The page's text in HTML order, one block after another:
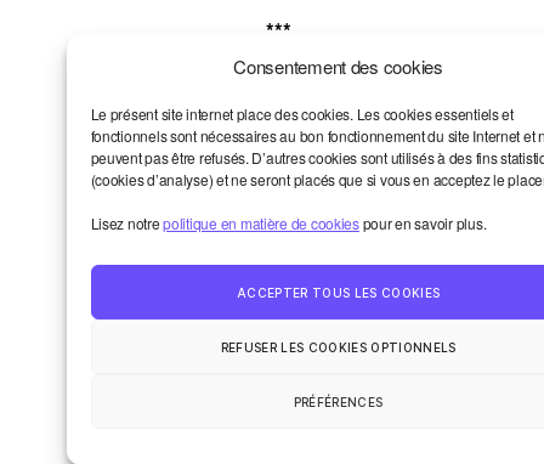
Consentement des cookies
Le présent site internet place des cookies. Les cookies essentiels et
fonctionnels sont nécessaires au bon fonctionnement du site Internet et
peuvent pas être refusés. D’autres cookies sont utilisés à des fins
(cookies d’analyse) et ne seront placés que si vous en acceptez le
Lisez notrepolitique en matière de cookiespour en savoir plus.
ACCEPTER TOUS LES COOKIES
REFUSER LES COOKIES OPTIONNELS
PRÉFÉRENCES
***
¹] Chez Reshaping Work par exemple,
tout uncycle de tables rondeslui est
consacré.
[²] Par exemple,le projet Fairworkmet
l’économie numérique.
Votre adresse e-mail ne sera pas publiée.